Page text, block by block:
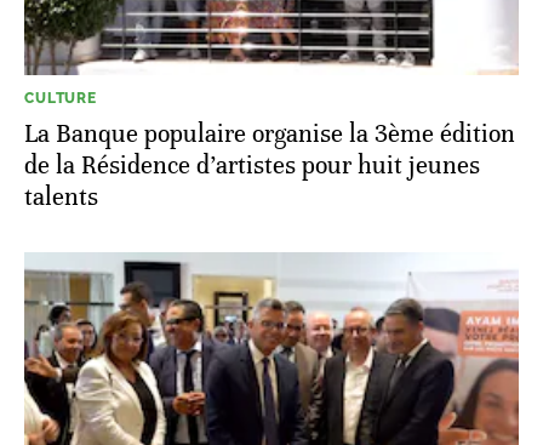
CULTURE
La Banque populaire organise la 3ème édition
de la Résidence d’artistes pour huit jeunes
talents